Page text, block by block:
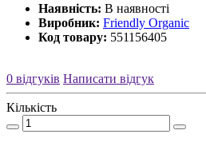
Наявність: В наявності
Виробник: Friendly Organic
Код товару: 551156405
0 відгуків Написати відгук
Кількість